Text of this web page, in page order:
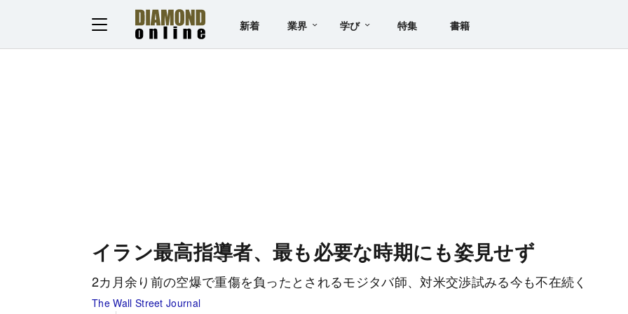
新着 業界 学び 特集 書籍
イラン最高指導者、最も必要な時期にも姿見せず
2カ月余り前の空爆で重傷を負ったとされるモジタバ師、対米交渉試みる今も不在続く
The Wall Street Journal